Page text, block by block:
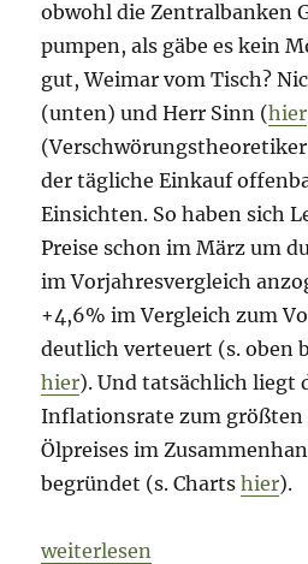
obwohl die Zentralbanken
pumpen, als gäbe es kein
gut, Weimar vom Tisch?
(unten) und Herr Sinn (hier
der tägliche Einkauf
Einsichten. So haben sich
Preise schon im März um
im Vorjahresvergleich
+4,6% im Vergleich zum
deutlich verteuert (s. oben
hier). Und tatsächlich liegt
Inflationsrate zum größten
Ölpreises im
begründet (s. Chartshier).
„Morning Briefing 15. Mai
weiterlesen